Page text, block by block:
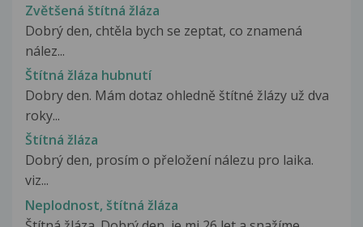
Zvětšená štítná žláza
Dobrý den, chtěla bych se zeptat, co znamená
nález...
Štítná žláza hubnutí
Dobry den. Mám dotaz ohledně štítné žlázy už dva
roky...
Štítná žláza
Dobrý den, prosím o přeložení nálezu pro laika.
viz...
Neplodnost, štítná žláza